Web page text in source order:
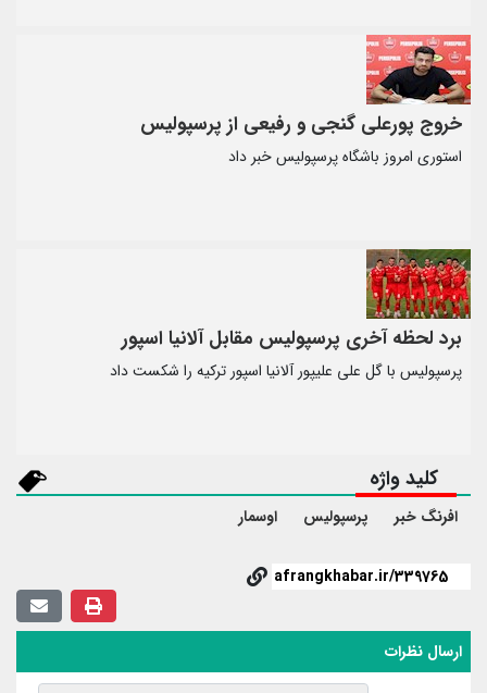
خروج پورعلی گنجی و رفیعی از پرسپولیس
استوری امروز باشگاه پرسپولیس خبر داد
برد لحظه آخری پرسپولیس مقابل آلانیا اسپور
پرسپولیس با گل علی علیپور آلانیا اسپور ترکیه را شکست داد
کلید واژه
افرنگ خبر پرسپولیس اوسمار
ارسال نظرات